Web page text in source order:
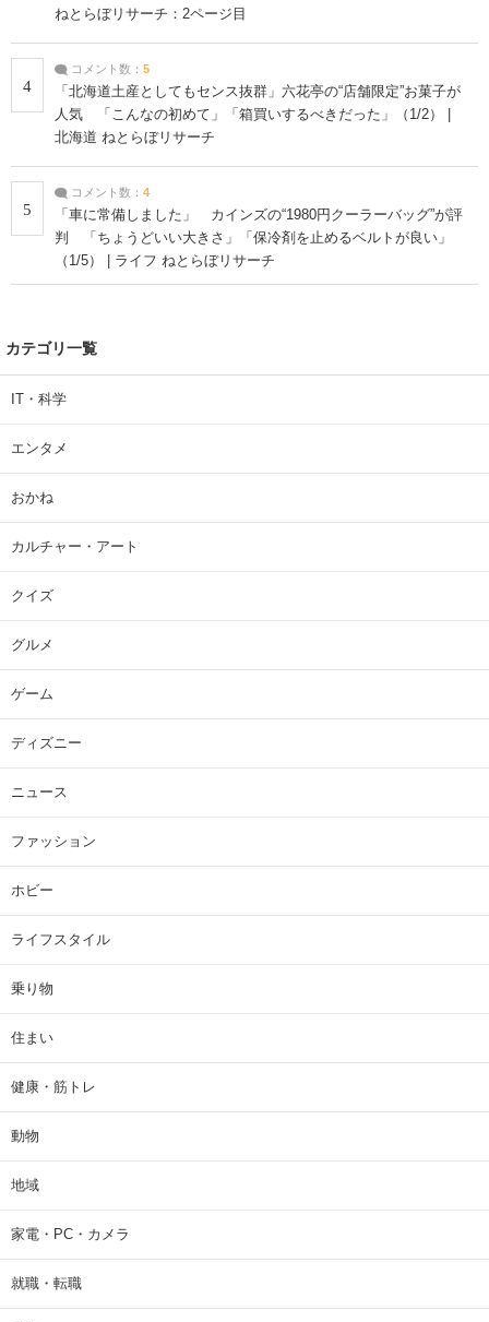
ねとらぼリサーチ：2ページ目
4
コメント数： 5
「北海道土産としてもセンス抜群」六花亭の“店舗限定”お菓子が
人気 「こんなの初めて」「箱買いするべきだった」（1/2） |
北海道 ねとらぼリサーチ
5
コメント数： 4
「車に常備しました」 カインズの“1980円クーラーバッグ”が評
判 「ちょうどいい大きさ」「保冷剤を止めるベルトが良い」
（1/5） | ライフ ねとらぼリサーチ
カテゴリ一覧
IT・科学
エンタメ
おかね
カルチャー・アート
クイズ
グルメ
ゲーム
ディズニー
ニュース
ファッション
ホビー
ライフスタイル
乗り物
住まい
健康・筋トレ
動物
地域
家電・PC・カメラ
就職・転職